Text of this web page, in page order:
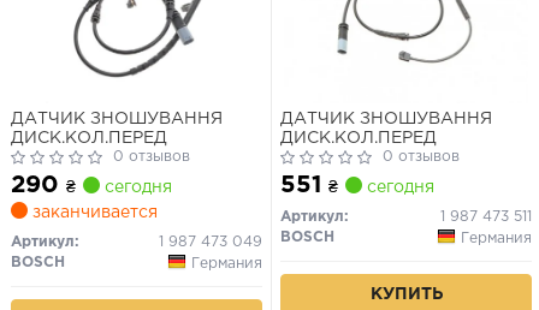
ДАТЧИК ЗНОШУВАННЯ
ДИСК.КОЛ.ПЕРЕД
0 отзывов
290 ₴
сегодня
заканчивается
Артикул:
1 987 473 049
BOSCH
Германия
ДАТЧИК ЗНОШУВАННЯ
ДИСК.КОЛ.ПЕРЕД
0 отзывов
551 ₴ сегодня
Артикул:
1 987 473 511
BOSCH
Германия
КУПИТЬ